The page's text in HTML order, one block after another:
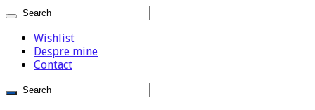
Wishlist
Despre mine
Contact